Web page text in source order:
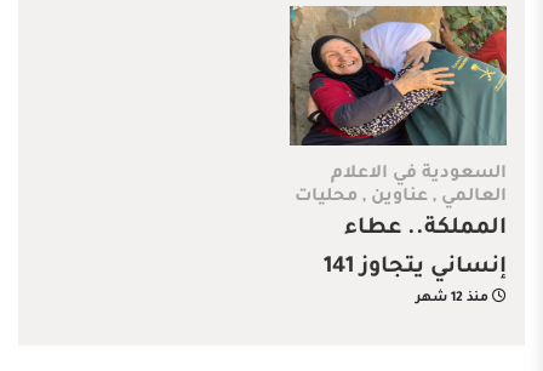
السعودية في الاعلام
العالمي , عناوين , محليات
المملكة.. عطاء
إنساني يتجاوز 141
مليارًا في 173 دولة
منذ 12 شهر